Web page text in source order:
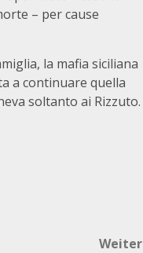
– per cause
la mafia siciliana
a continuare quella
soltanto ai Rizzuto.
Weiter